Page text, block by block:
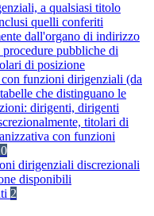
a qualsiasi titolo
quelli conferiti
dall'organo di indirizzo
pubbliche di
di posizione
funzioni dirigenziali (da
che distinguano le
dirigenti, dirigenti
titolari di
con funzioni
dirigenziali discrezionali
disponibili
2